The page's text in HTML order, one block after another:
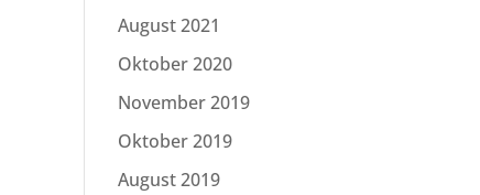
August 2021
Oktober 2020
November 2019
Oktober 2019
August 2019